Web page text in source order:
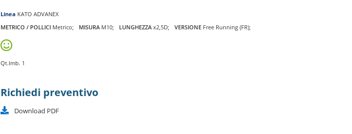
Linea KATO ADVANEX
METRICO / POLLICI Metrico MISURA M10 LUNGHEZZA x2,5D VERSIONE Free Running (FR)
Qt.Imb. 1
Download PDF
Richiedi preventivo